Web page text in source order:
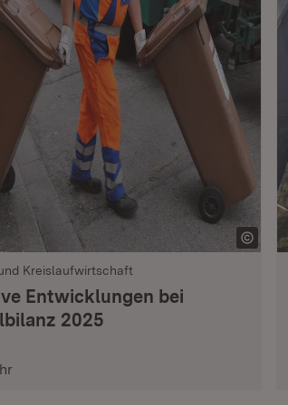
Kreislaufwirtschaft
Entwicklungen bei
2025